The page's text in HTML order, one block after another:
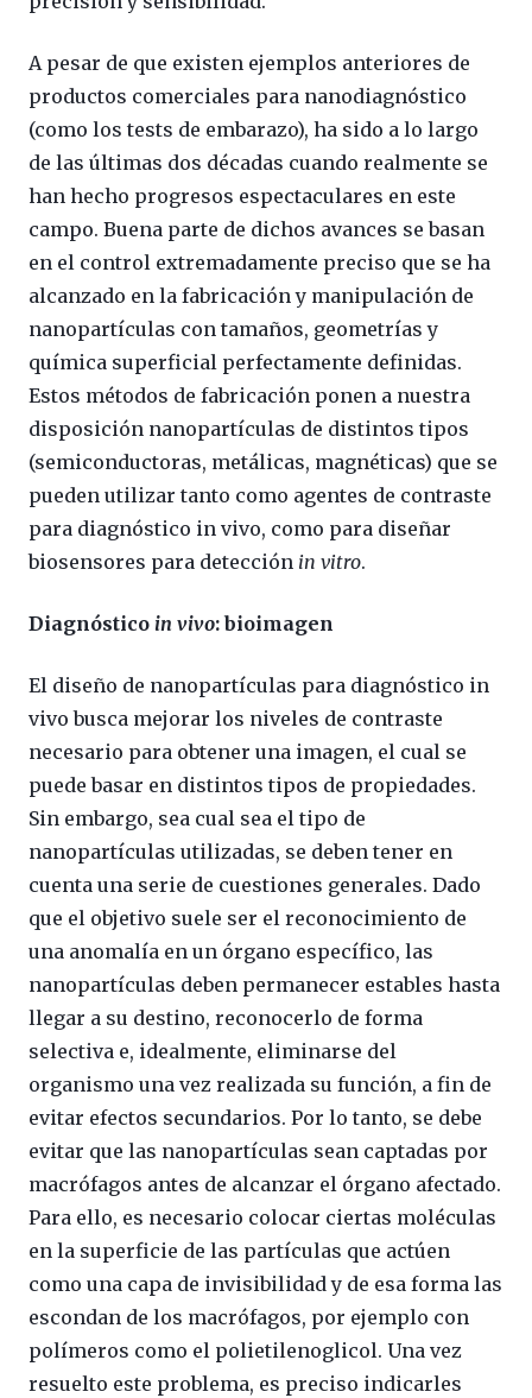
A pesar de que existen ejemplos anteriores de
productos comerciales para nanodiagnóstico
(como los tests de embarazo), ha sido a lo largo
de las últimas dos décadas cuando realmente se
han hecho progresos espectaculares en este
campo. Buena parte de dichos avances se basan
en el control extremadamente preciso que se ha
alcanzado en la fabricación y manipulación de
nanopartículas con tamaños, geometrías y
química superficial perfectamente definidas.
Estos métodos de fabricación ponen a nuestra
disposición nanopartículas de distintos tipos
(semiconductoras, metálicas, magnéticas) que se
pueden utilizar tanto como agentes de contraste
para diagnóstico in vivo, como para diseñar
biosensores para detección in vitro.
Diagnóstico in vivo: bioimagen
El diseño de nanopartículas para diagnóstico in
vivo busca mejorar los niveles de contraste
necesario para obtener una imagen, el cual se
puede basar en distintos tipos de propiedades.
Sin embargo, sea cual sea el tipo de
nanopartículas utilizadas, se deben tener en
cuenta una serie de cuestiones generales. Dado
que el objetivo suele ser el reconocimiento de
una anomalía en un órgano específico, las
nanopartículas deben permanecer estables hasta
llegar a su destino, reconocerlo de forma
selectiva e, idealmente, eliminarse del
organismo una vez realizada su función, a fin de
evitar efectos secundarios. Por lo tanto, se debe
evitar que las nanopartículas sean captadas por
macrófagos antes de alcanzar el órgano afectado.
Para ello, es necesario colocar ciertas moléculas
en la superficie de las partículas que actúen
como una capa de invisibilidad y de esa forma las
escondan de los macrófagos, por ejemplo con
polímeros como el polietilenoglicol. Una vez
resuelto este problema, es preciso indicarles